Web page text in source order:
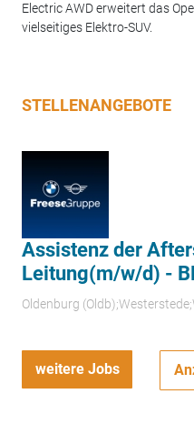
Electric AWD erweitert das
vielseitiges Elektro-SUV.
STELLENANGEBOTE
Assistenz der
Leitung(m/w/d) -
Oldenburg
weitere Jobs